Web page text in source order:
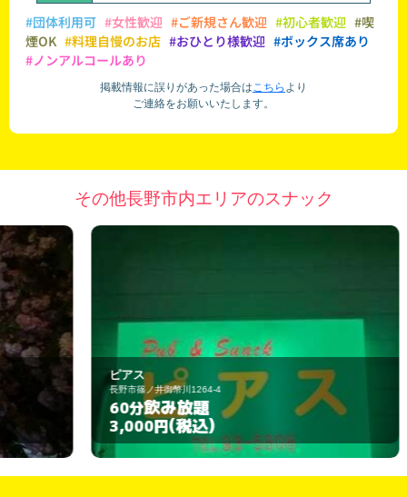
#団体利用可 #女性歓迎 #ご新規さん歓迎 #初心者歓迎 #喫
煙OK #料理自慢のお店 #おひとり様歓迎 #ボックス席あり
#ノンアルコールあり
掲載情報に誤りがあった場合はこちら より
ご連絡をお願いいたします。
その他長野市内エリアのスナック
ピアス
長野市篠ノ井御幣川1264-4
飲み放題
3,000円(税込)